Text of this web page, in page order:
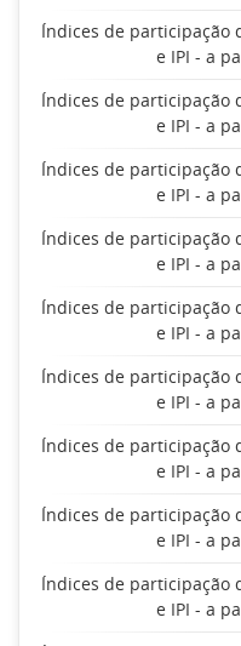
Índices de participação
e IPI - a
Índices de participação
e IPI - a
Índices de participação
e IPI - a
Índices de participação
e IPI - a
Índices de participação
e IPI - a
Índices de participação
e IPI - a
Índices de participação
e IPI - a
Índices de participação
e IPI - a
Índices de participação
e IPI - a